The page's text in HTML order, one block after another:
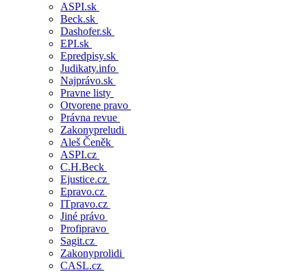
ASPI.sk
Beck.sk
Dashofer.sk
EPI.sk
Epredpisy.sk
Judikaty.info
Najprávo.sk
Pravne listy
Otvorene pravo
Právna revue
Zakonypreludi
Aleš Čeněk
ASPI.cz
C.H.Beck
Ejustice.cz
Epravo.cz
ITpravo.cz
Jiné právo
Profipravo
Sagit.cz
Zakonyprolidi
CASL.cz